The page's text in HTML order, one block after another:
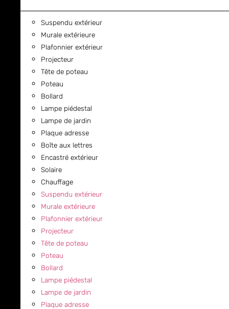
Suspendu extérieur
Murale extérieure
Plafonnier extérieur
Projecteur
Tête de poteau
Poteau
Bollard
Lampe piédestal
Lampe de jardin
Plaque adresse
Boîte aux lettres
Encastré extérieur
Solaire
Chauffage
Suspendu extérieur
Murale extérieure
Plafonnier extérieur
Projecteur
Tête de poteau
Poteau
Bollard
Lampe piédestal
Lampe de jardin
Plaque adresse